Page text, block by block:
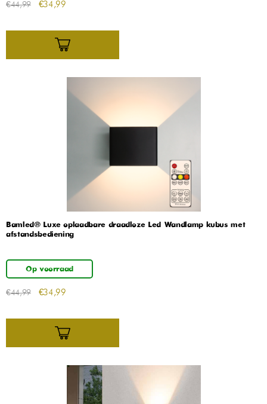
€44,99 €34,99
Bamled® Luxe oplaadbare draadloze Led Wandlamp kubus met
afstandsbediening
Op voorraad
€44,99 €34,99